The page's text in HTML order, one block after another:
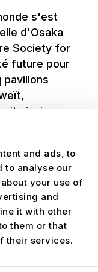
and ads, to
to analyse our
your use of
and
it with other
them or that
their services.
s'est
d'Osaka
Society for
future pour
pavillons
ainsi son
universelle
pour